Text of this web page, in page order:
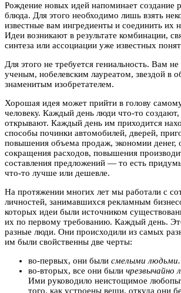
Рождение новых идей напоминает создание
блюда. Для этого необходимо лишь взять
известные вам ингредиенты и соединить их
Идеи возникают в результате комбинации,
синтеза или ассоциации уже известных
Для этого не требуется гениальность. Вам
ученым, нобелевским лауреатом, звездой в
знаменитым изобретателем.
Хорошая идея может прийти в голову
человеку. Каждый день люди что-то
открывают. Каждый день им приходится
способы починки автомобилей, дверей,
повышения объема продаж, экономии денег,
сокращения расходов, повышения
составления предложений — то есть
что-то лучше или дешевле.
На протяжении многих лет мы работали с
личностей, занимавшихся рекламным
которых идеи были источником
их по первому требованию. Каждый день.
разные люди. Они происходили из самых
им были свойственны две черты:
во-первых, они были смелыми людьми.
во-вторых, все они были чрезвычайно
Ими руководило неистощимое
того, как устроены вещи, откуда они